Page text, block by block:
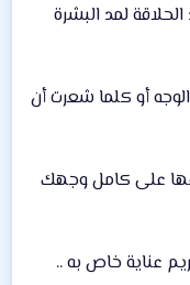
لمد البشرة
أو كلما شعرت أن
على كامل وجهك
عناية خاص به ..